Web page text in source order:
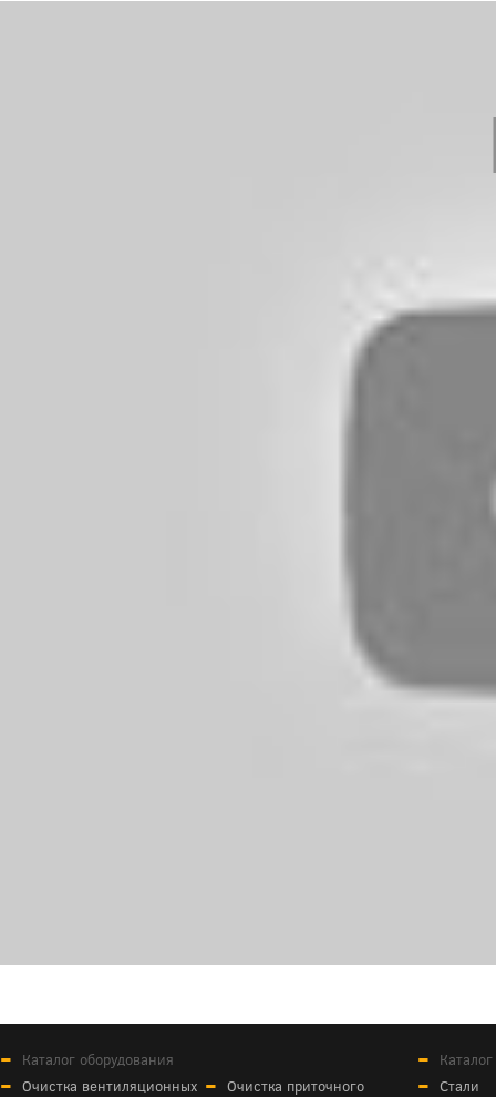
Каталог оборудования
Очистка вентиляционных
Очистка приточного
Стали